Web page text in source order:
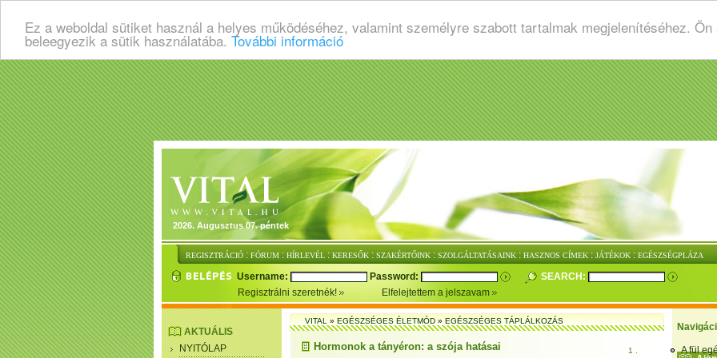
Ez a weboldal sütiket használ a helyes működéséhez, valamint személyre szabott tartalmak megjelenítéséhez.
beleegyezik a sütik használatába. További információ
2026. Augusztus 07. péntek
REGISZTRÁCIÓ : FÓRUM : HÍRLEVÉL : KERESŐK : SZAKÉRTŐINK : SZOLGÁLTATÁSAINK : HASZNOS CÍMEK : JÁTÉKOK : EGÉSZSÉGPLÁZA
Username: Password:
SEARCH:
Regisztrálni szeretnék!
Elfelejtettem a jelszavam
A fül
AKTUÁLIS
NYITÓLAP
VITAL»EGÉSZSÉGES ÉLETMÓD»EGÉSZSÉGES TÁPLÁLKOZÁS
Hormonok a tányéron: a szója hatásai
1 .